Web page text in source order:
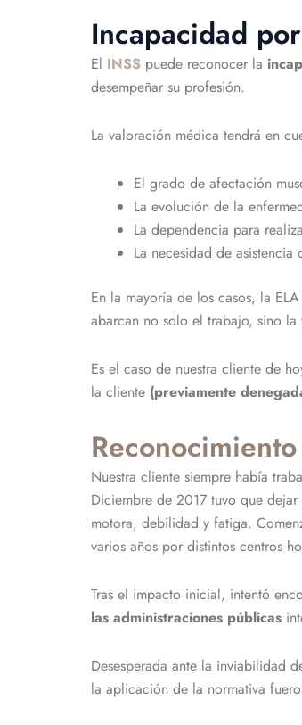
Incapacidad
El INSS puede reconocer la
desempeñar su profesión.
La valoración médica tendrá en
El grado de afectación
La evolución de la
La dependencia para
La necesidad de asistencia
En la mayoría de los casos, la
abarcan no solo el trabajo, sino
Es el caso de nuestra cliente de
la cliente (previamente
Nuestra cliente siempre había
Diciembre de 2017 tuvo que
motora, debilidad y fatiga.
varios años por distintos centros
Tras el impacto inicial, intentó
las administraciones públicas
Desesperada ante la inviabilidad
la aplicación de la normativa